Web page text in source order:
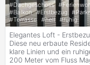
#Dachgeschoss #
#Balkon #Erstbezug #
#Terrasse #hell #ruhig
Elegantes Loft -
Diese neu erbaute
klare Linien und ein
200 Meter vom Fluss